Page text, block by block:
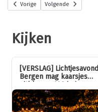
Vorige Volgende
Kijken
[VERSLAG] Lichtjesavond
Bergen mag kaarsjes
uitblazen: 100 jarig
jubileum!